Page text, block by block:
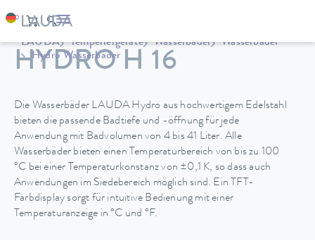
LAUDA Temperiergeräte Wasserbäder
Wasserbäder
Hydro Wasserbäder
HYDRO H 16
Die Wasserbäder LAUDA Hydro aus hochwertigem Edelstahl
bieten die passende Badtiefe und -öffnung für jede
Anwendung mit Badvolumen von 4 bis 41 Liter. Alle
Wasserbäder bieten einen Temperaturbereich von bis zu 100
°C bei einer Temperaturkonstanz von ±0,1 K, so dass auch
Anwendungen im Siedebereich möglich sind. Ein TFT-
Farbdisplay sorgt für intuitive Bedienung mit einer
Temperaturanzeige in °C und °F.